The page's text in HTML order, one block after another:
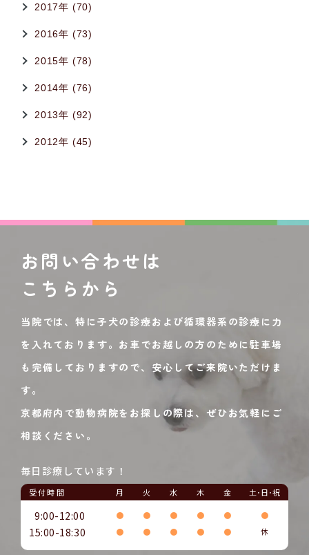
2017年 (70)
2016年 (73)
2015年 (78)
2014年 (76)
2013年 (92)
2012年 (45)
お問い合わせは
こちらから
当院では、特に子犬の診療および循環器系の診療に力
を入れております。お車でお越しの方のために駐車場
も完備しておりますので、安心してご来院いただけま
す。
京都府内で動物病院をお探しの際は、ぜひお気軽にご
相談ください。
毎日診療しています！
受付時間 月 火 水 木 金 土･日･祝
9:00-12:00 ● ● ● ● ● ●
15:00-18:30 ● ● ● ● ● 休